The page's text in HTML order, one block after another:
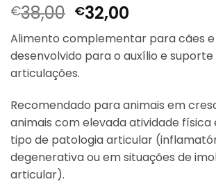
€38,00 O
preço
original
era:
€38,00.
€32,00
preço
atual
é:
Alimento complementar para cães
desenvolvido para o auxílio e
articulações.
Recomendado para animais em
animais com elevada atividade física
tipo de patologia articular
degenerativa ou em situações de
articular).